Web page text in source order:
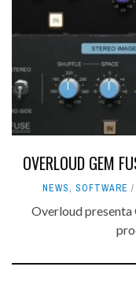
OVERLOUD GEM
NEWS, SOFTWARE
Overloud presenta